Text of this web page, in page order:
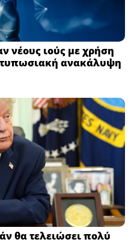
νέους ιούς με χρήση
ανακάλυψη
θα τελειώσει πολύ